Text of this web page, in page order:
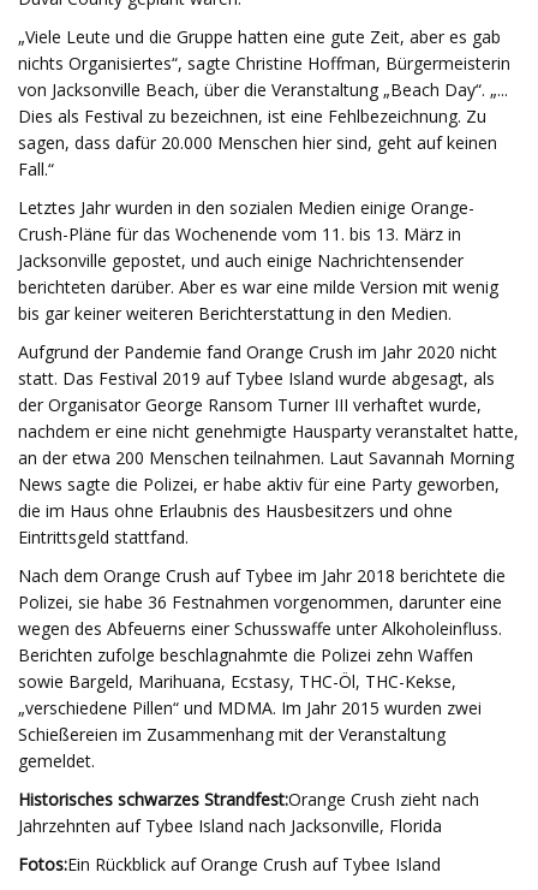
„Viele Leute und die Gruppe hatten eine gute Zeit, aber es gab
nichts Organisiertes“, sagte Christine Hoffman, Bürgermeisterin
von Jacksonville Beach, über die Veranstaltung „Beach Day“. „...
Dies als Festival zu bezeichnen, ist eine Fehlbezeichnung. Zu
sagen, dass dafür 20.000 Menschen hier sind, geht auf keinen
Fall.“
Letztes Jahr wurden in den sozialen Medien einige Orange-
Crush-Pläne für das Wochenende vom 11. bis 13. März in
Jacksonville gepostet, und auch einige Nachrichtensender
berichteten darüber. Aber es war eine milde Version mit wenig
bis gar keiner weiteren Berichterstattung in den Medien.
Aufgrund der Pandemie fand Orange Crush im Jahr 2020 nicht
statt. Das Festival 2019 auf Tybee Island wurde abgesagt, als
der Organisator George Ransom Turner III verhaftet wurde,
nachdem er eine nicht genehmigte Hausparty veranstaltet hatte,
an der etwa 200 Menschen teilnahmen. Laut Savannah Morning
News sagte die Polizei, er habe aktiv für eine Party geworben,
die im Haus ohne Erlaubnis des Hausbesitzers und ohne
Eintrittsgeld stattfand.
Nach dem Orange Crush auf Tybee im Jahr 2018 berichtete die
Polizei, sie habe 36 Festnahmen vorgenommen, darunter eine
wegen des Abfeuerns einer Schusswaffe unter Alkoholeinfluss.
Berichten zufolge beschlagnahmte die Polizei zehn Waffen
sowie Bargeld, Marihuana, Ecstasy, THC-Öl, THC-Kekse,
„verschiedene Pillen“ und MDMA. Im Jahr 2015 wurden zwei
Schießereien im Zusammenhang mit der Veranstaltung
gemeldet.
Historisches schwarzes Strandfest:Orange Crush zieht nach
Jahrzehnten auf Tybee Island nach Jacksonville, Florida
Fotos:Ein Rückblick auf Orange Crush auf Tybee Island